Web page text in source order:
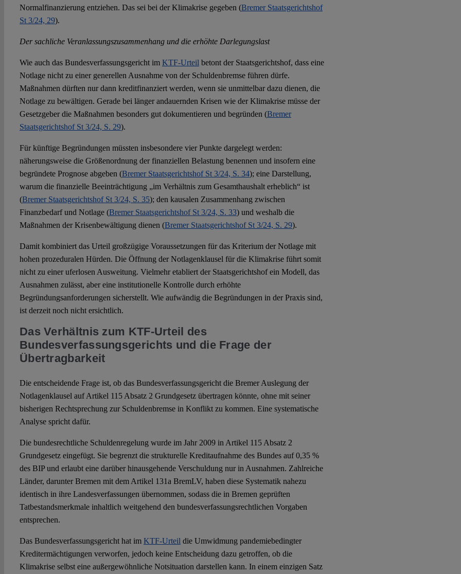
Normalfinanzierung entziehen. Das sei bei der Klimakrise gegeben (Bremer Staatsgerichtshof
St 3/24, 29).
Der sachliche Veranlassungszusammenhang und die erhöhte Darlegungslast
Wie auch das Bundesverfassungsgericht im KTF-Urteilbetont der Staatsgerichtshof, dass eine
Notlage nicht zu einer generellen Ausnahme von der Schuldenbremse führen dürfe.
Maßnahmen dürften nur dann kreditfinanziert werden, wenn sie unmittelbar dazu dienen, die
Notlage zu bewältigen. Gerade bei länger andauernden Krisen wie der Klimakrise müsse der
Gesetzgeber die Maßnahmen besonders gut dokumentieren und begründen (Bremer
Staatsgerichtshof St 3/24, S. 29).
Für künftige Begründungen müssten insbesondere vier Punkte dargelegt werden:
näherungsweise die Größenordnung der finanziellen Belastung benennen und insofern eine
begründete Prognose abgeben (Bremer Staatsgerichtshof St 3/24, S. 34); eine Darstellung,
warum die finanzielle Beeinträchtigung „im Verhältnis zum Gesamthaushalt erheblich“ ist
(Bremer Staatsgerichtshof St 3/24, S. 35); den kausalen Zusammenhang zwischen
Finanzbedarf und Notlage (Bremer Staatsgerichtshof St 3/24, S. 33) und weshalb die
Maßnahmen der Krisenbewältigung dienen (Bremer Staatsgerichtshof St 3/24, S. 29).
Damit kombiniert das Urteil großzügige Voraussetzungen für das Kriterium der Notlage mit
hohen prozeduralen Hürden. Die Öffnung der Notlagenklausel für die Klimakrise führt somit
nicht zu einer uferlosen Ausweitung. Vielmehr etabliert der Staatsgerichtshof ein Modell, das
Ausnahmen zulässt, aber eine institutionelle Kontrolle durch erhöhte
Begründungsanforderungen sicherstellt. Wie aufwändig die Begründungen in der Praxis sind,
ist derzeit noch nicht ersichtlich.
Das Verhältnis zum KTF-Urteil des
Bundesverfassungsgerichts und die Frage der
Übertragbarkeit
Die entscheidende Frage ist, ob das Bundesverfassungsgericht die Bremer Auslegung der
Notlagenklausel auf Artikel 115 Absatz 2 Grundgesetz übertragen könnte, ohne mit seiner
bisherigen Rechtsprechung zur Schuldenbremse in Konflikt zu kommen. Eine systematische
Analyse spricht dafür.
Die bundesrechtliche Schuldenregelung wurde im Jahr 2009 in Artikel 115 Absatz 2
Grundgesetz eingefügt. Sie begrenzt die strukturelle Kreditaufnahme des Bundes auf 0,35 %
des BIP und erlaubt eine darüber hinausgehende Verschuldung nur in Ausnahmen. Zahlreiche
Länder, darunter Bremen mit dem Artikel 131a BremLV, haben diese Systematik nahezu
identisch in ihre Landesverfassungen übernommen, sodass die in Bremen geprüften
Tatbestandsmerkmale inhaltlich weitgehend den bundesverfassungsrechtlichen Vorgaben
entsprechen.
Das Bundesverfassungsgericht hat im KTF-Urteildie Umwidmung pandemiebedingter
Kreditermächtigungen verworfen, jedoch keine Entscheidung dazu getroffen, ob die
Klimakrise selbst eine außergewöhnliche Notsituation darstellen kann. In einem einzigen Satz